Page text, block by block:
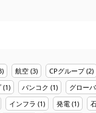
航空 (3) CPグループ(2)
(1) バンコク (1) グロー
インフラ (1) 発電 (1)